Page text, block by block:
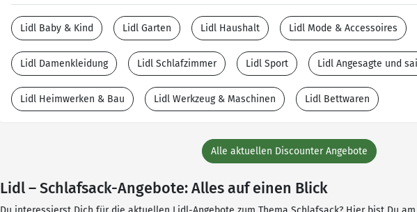
Lidl Baby & Kind Lidl Garten Lidl Haushalt Lidl Mode & Accessoires
Lidl Damenkleidung Lidl Schlafzimmer Lidl Sport Lidl Angesagte und
Lidl Heimwerken & Bau Lidl Werkzeug & Maschinen Lidl Bettwaren
Alle aktuellen Discounter Angebote
Lidl – Schlafsack-Angebote: Alles auf einen Blick